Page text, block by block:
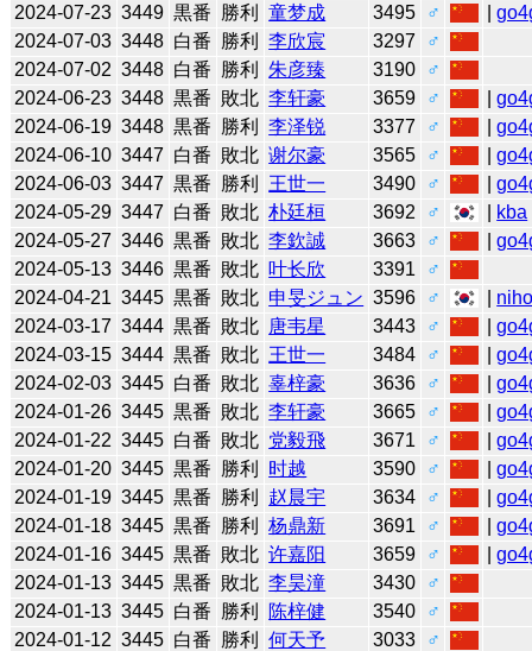
2024-07-23 3449 黒番 勝利 童梦成 3495 ♂ |
2024-07-03 3448 白番 勝利 李欣宸 3297
♂
2024-07-02 3448 白番 勝利 朱彦臻 3190
♂
2024-06-23 3448 黒番 敗北 李轩豪 3659 ♂ |
2024-06-19 3448 黒番 勝利 李泽锐 3377 ♂ |
2024-06-10 3447 白番 敗北 谢尔豪 3565 ♂ |
2024-06-03 3447 黒番 勝利 王世一 3490 ♂ |
2024-05-29 3447 白番 敗北 朴廷桓 3692 ♂ kba
2024-05-27 3446 黒番 敗北 李欽誠 3663 ♂ |
2024-05-13 3446 黒番 敗北 叶长欣 3391
♂
2024-04-21 3445 黒番 敗北 申旻ジュン 3596 ♂
2024-03-17 3444 黒番 敗北 唐韦星 3443 ♂ |
2024-03-15 3444 黒番 敗北 王世一 3484 ♂ |
2024-02-03 3445 白番 敗北 辜梓豪 3636 ♂ |
2024-01-26 3445 黒番 敗北 李轩豪 3665 ♂ |
2024-01-22 3445 白番 敗北 党毅飛 3671 ♂ |
2024-01-20 3445 黒番 勝利 时越 3590 ♂ |
2024-01-19 3445 黒番 勝利 赵晨宇 3634 ♂ |
2024-01-18 3445 黒番 勝利 杨鼎新 3691 ♂ |
2024-01-16 3445 黒番 敗北 许嘉阳 3659 ♂ |
2024-01-13 3445 黒番 敗北 李昊潼 3430
♂
2024-01-13 3445 白番 勝利 陈梓健 3540
♂
2024-01-12 3445 白番 勝利 何天予 3033
♂